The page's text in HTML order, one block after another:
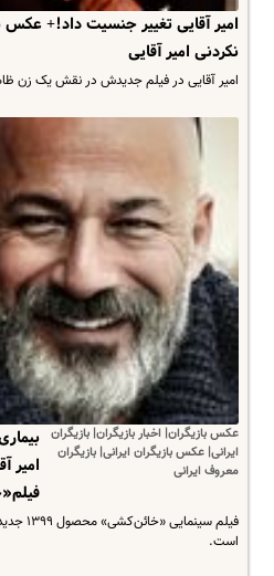
امیر آقایی تغییر جنسیت داد!+ عکس
نکردنی امیر آقایی
امیر آقایی در فیلم جدیدش در نقش یک زن
عکس بازیگران| اخبار بازیگران| بازیگران
ایرانی| عکس بازیگران ایرانی| بازیگران
معروف ایرانی
امیر
فیلم
است.